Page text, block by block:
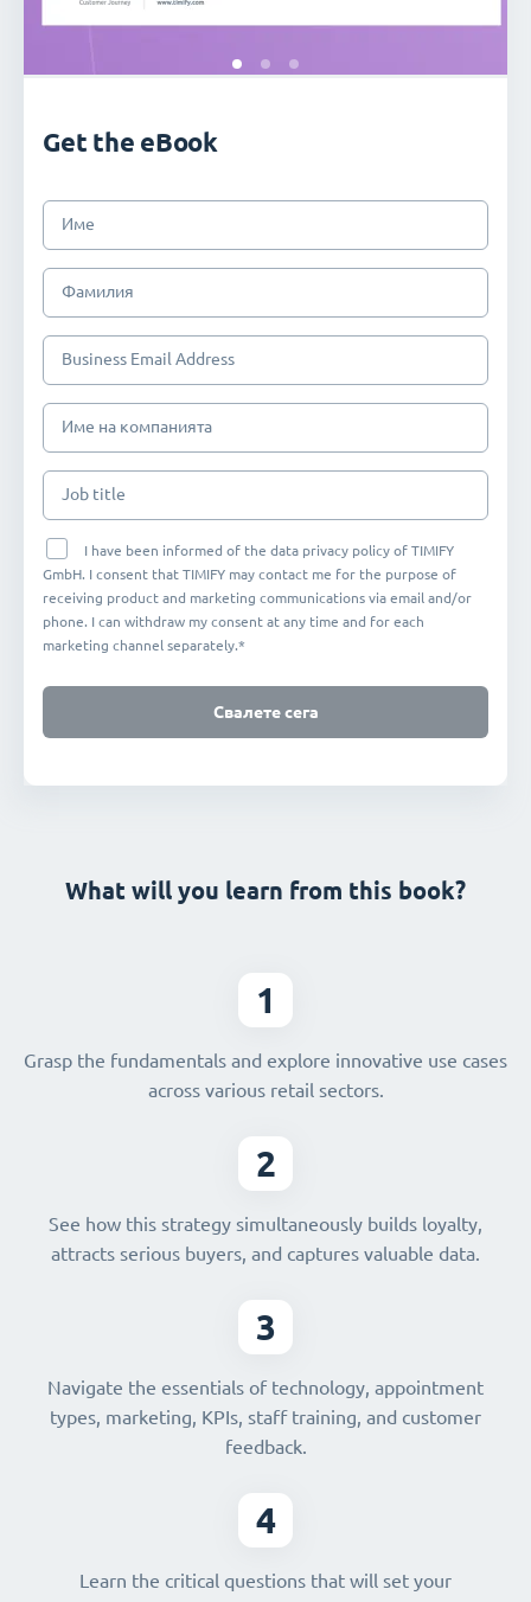
Get the eBook
Име
Фамилия
Business Email Address
Име на компанията
Job title
I have been informed of the data privacy policy of TIMIFY
GmbH. I consent that TIMIFY may contact me for the purpose of
receiving product and marketing communications via email and/or
phone. I can withdraw my consent at any time and for each
marketing channel separately.*
Свалете сега
What will you learn from this book?
1
Grasp the fundamentals and explore innovative use cases
across various retail sectors.
2
See how this strategy simultaneously builds loyalty,
attracts serious buyers, and captures valuable data.
3
Navigate the essentials of technology, appointment
types, marketing, KPIs, staff training, and customer
feedback.
4
Learn the critical questions that will set your